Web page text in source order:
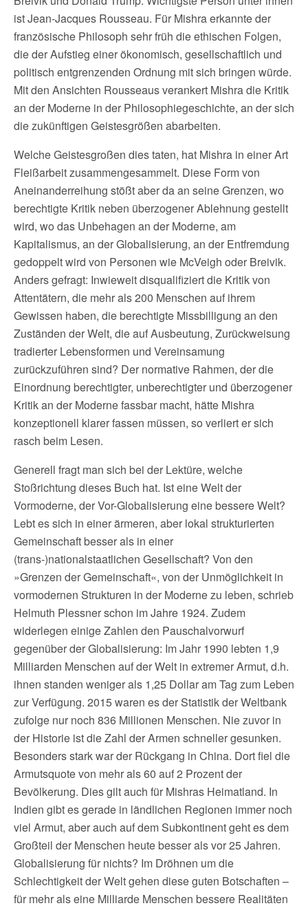
ist Jean-Jacques Rousseau. Für Mishra erkannte der
französische Philosoph sehr früh die ethischen Folgen,
die der Aufstieg einer ökonomisch, gesellschaftlich und
politisch entgrenzenden Ordnung mit sich bringen würde.
Mit den Ansichten Rousseaus verankert Mishra die Kritik
an der Moderne in der Philosophiegeschichte, an der sich
die zukünftigen Geistesgrößen abarbeiten.
Welche Geistesgroßen dies taten, hat Mishra in einer Art
Fleißarbeit zusammengesammelt. Diese Form von
Aneinanderreihung stößt aber da an seine Grenzen, wo
berechtigte Kritik neben überzogener Ablehnung gestellt
wird, wo das Unbehagen an der Moderne, am
Kapitalismus, an der Globalisierung, an der Entfremdung
gedoppelt wird von Personen wie McVeigh oder Breivik.
Anders gefragt: Inwieweit disqualifiziert die Kritik von
Attentätern, die mehr als 200 Menschen auf ihrem
Gewissen haben, die berechtigte Missbilligung an den
Zuständen der Welt, die auf Ausbeutung, Zurückweisung
tradierter Lebensformen und Vereinsamung
zurückzuführen sind? Der normative Rahmen, der die
Einordnung berechtigter, unberechtigter und überzogener
Kritik an der Moderne fassbar macht, hätte Mishra
konzeptionell klarer fassen müssen, so verliert er sich
rasch beim Lesen.
Generell fragt man sich bei der Lektüre, welche
Stoßrichtung dieses Buch hat. Ist eine Welt der
Vormoderne, der Vor-Globalisierung eine bessere Welt?
Lebt es sich in einer ärmeren, aber lokal strukturierten
Gemeinschaft besser als in einer
(trans-)nationalstaatlichen Gesellschaft? Von den
»Grenzen der Gemeinschaft«, von der Unmöglichkeit in
vormodernen Strukturen in der Moderne zu leben, schrieb
Helmuth Plessner schon im Jahre 1924. Zudem
widerlegen einige Zahlen den Pauschalvorwurf
gegenüber der Globalisierung: Im Jahr 1990 lebten 1,9
Milliarden Menschen auf der Welt in extremer Armut, d.h.
ihnen standen weniger als 1,25 Dollar am Tag zum Leben
zur Verfügung. 2015 waren es der Statistik der Weltbank
zufolge nur noch 836 Millionen Menschen. Nie zuvor in
der Historie ist die Zahl der Armen schneller gesunken.
Besonders stark war der Rückgang in China. Dort fiel die
Armutsquote von mehr als 60 auf 2 Prozent der
Bevölkerung. Dies gilt auch für Mishras Heimatland. In
Indien gibt es gerade in ländlichen Regionen immer noch
viel Armut, aber auch auf dem Subkontinent geht es dem
Großteil der Menschen heute besser als vor 25 Jahren.
Globalisierung für nichts? Im Dröhnen um die
Schlechtigkeit der Welt gehen diese guten Botschaften –
für mehr als eine Milliarde Menschen bessere Realitäten